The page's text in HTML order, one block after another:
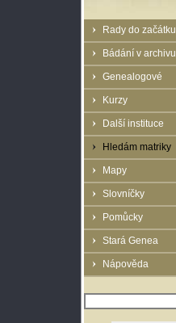
Rady do začátku
Bádání v archivu
Genealogové
Kurzy
Další instituce
Hledám matriky
Mapy
Slovníčky
Pomůcky
Stará Genea
Nápověda